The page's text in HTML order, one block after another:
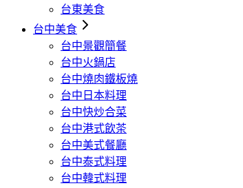
台東美食
台中美食
台中景觀簡餐
台中火鍋店
台中燒肉鐵板燒
台中日本料理
台中快炒合菜
台中港式飲茶
台中美式餐廳
台中泰式料理
台中韓式料理